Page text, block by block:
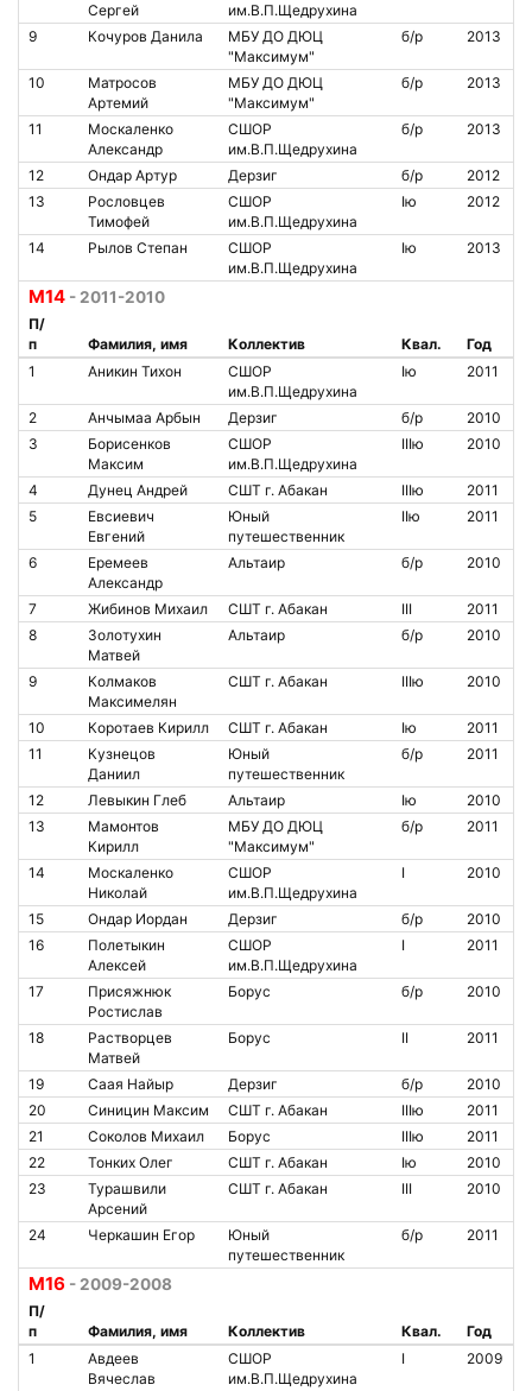
Сергей
им.В.П.Щедрухина
9 Кочуров Данила
МБУ ДО ДЮЦ
"Максимум"
б/р 2013
10
Матросов
Артемий
МБУ ДО ДЮЦ
"Максимум"
б/р 2013
11
Москаленко
Александр
СШОР
им.В.П.Щедрухина
б/р 2013
12 Ондар Артур Дерзиг б/р
2012
13
Рословцев
Тимофей
СШОР
им.В.П.Щедрухина
Iю 2012
14 Рылов Степан
СШОР
им.В.П.Щедрухина
Iю 2013
М14 - 2011-2010
П/
п
Фамилия, имя Коллектив Квал.
Год
1
Аникин Тихон
СШОР
им.В.П.Щедрухина
Iю 2011
2 Анчымаа Арбын Дерзиг б/р
2010
3
Борисенков
Максим
СШОР
им.В.П.Щедрухина
IIIю 2010
4 Дунец Андрей СШТ г. Абакан IIIю
2011
5
Евсиевич
Евгений
Юный
путешественник
IIю 2011
6
Еремеев
Александр
Альтаир б/р 2010
7 Жибинов Михаил СШТ г. Абакан III
2011
8
Золотухин
Матвей
Альтаир б/р 2010
9
Колмаков
Максимелян
СШТ г. Абакан IIIю 2010
10 Коротаев Кирилл СШТ г. Абакан Iю
2011
11
Кузнецов
Даниил
Юный
путешественник
б/р 2011
12 Левыкин Глеб Альтаир Iю
2010
13
Мамонтов
Кирилл
МБУ ДО ДЮЦ
"Максимум"
б/р 2011
14
Москаленко
Николай
СШОР
им.В.П.Щедрухина
I 2010
15 Ондар Иордан Дерзиг б/р
2010
16
Полетыкин
Алексей
СШОР
им.В.П.Щедрухина
I 2011
17
Присяжнюк
Ростислав
Борус б/р 2010
18
Растворцев
Матвей
Борус II 2011
19 Саая Найыр Дерзиг б/р
2010
20
Синицин Максим СШТ г. Абакан IIIю
2011
21
Соколов Михаил Борус IIIю
2011
22
Тонких Олег СШТ г. Абакан Iю
2010
23
Турашвили
Арсений
СШТ г. Абакан III 2010
24 Черкашин Егор
Юный
путешественник
б/р 2011
М16 - 2009-2008
П/
п
Фамилия, имя Коллектив Квал.
Год
1
Авдеев
Вячеслав
СШОР
им.В.П.Щедрухина
I 2009